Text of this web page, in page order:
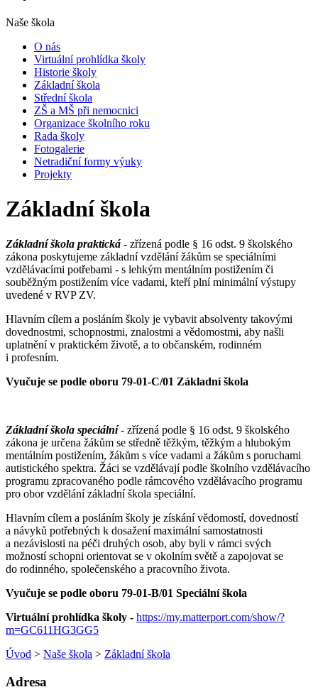
Naše škola
O nás
Virtuální prohlídka školy
Historie školy
Základní škola
Střední škola
ZŠ a MŠ při nemocnici
Organizace školního roku
Rada školy
Fotogalerie
Netradiční formy výuky
Projekty
Základní škola
Základní škola praktická - zřízená podle § 16 odst. 9 školského
zákona poskytujeme základní vzdělání žákům se speciálními
vzdělávacími potřebami - s lehkým mentálním postižením či
souběžným postižením více vadami, kteří plní minimální výstupy
uvedené v RVP ZV.
Hlavním cílem a posláním školy je vybavit absolventy takovými
dovednostmi, schopnostmi, znalostmi a vědomostmi, aby našli
uplatnění v praktickém životě, a to občanském, rodinném
i profesním.
Vyučuje se podle oboru 79-01-C/01 Základní škola
Základní škola speciální- zřízená podle § 16 odst. 9 školského
zákona je určena žákům se středně těžkým, těžkým a hlubokým
mentálním postižením, žákům s více vadami a žákům s poruchami
autistického spektra. Žáci se vzdělávají podle školního vzdělávacího
programu zpracovaného podle rámcového vzdělávacího programu
pro obor vzdělání základní škola speciální.
Hlavním cílem a posláním školy je získání vědomostí, dovedností
a návyků potřebných k dosažení maximální samostatnosti
a nezávislosti na péči druhých osob, aby byli v rámci svých
možností schopni orientovat se v okolním světě a zapojovat se
do rodinného, společenského a pracovního života.
Vyučuje se podle oboru 79-01-B/01 Speciální škola
Virtuální prohlídka školy - https://my.matterport.com/show/?
m=GC611HG3GG5
Úvod > Naše škola > Základní škola
Adresa